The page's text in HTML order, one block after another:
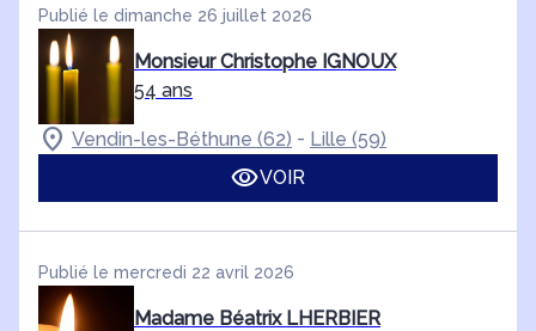
Publié le dimanche 26 juillet 2026
Monsieur Christophe IGNOUX
54 ans
Vendin-les-Béthune (62) - Lille (59)
VOIR
Publié le mercredi 22 avril 2026
Madame Béatrix LHERBIER